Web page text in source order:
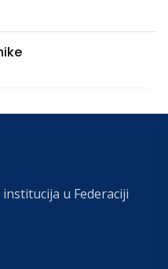
u Federaciji